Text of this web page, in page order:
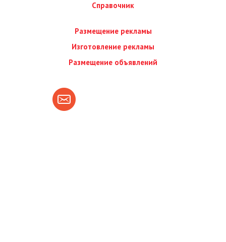
Справочник
Размещение рекламы
Изготовление рекламы
Размещение объявлений